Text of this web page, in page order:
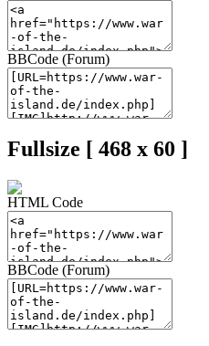
BBCode (Forum)
Fullsize [ 468 x 60 ]
HTML Code
BBCode (Forum)